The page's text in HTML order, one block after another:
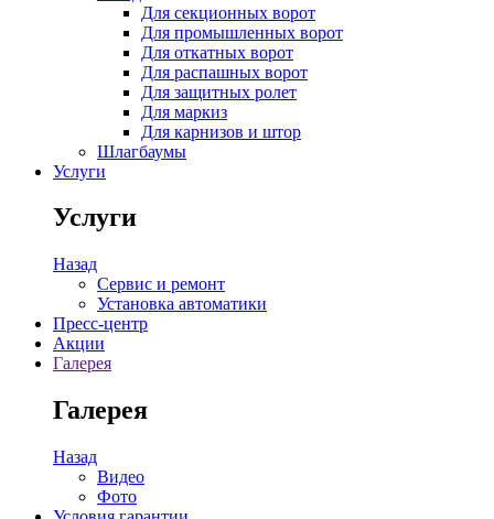
Для секционных ворот
Для промышленных ворот
Для откатных ворот
Для распашных ворот
Для защитных ролет
Для маркиз
Для карнизов и штор
Шлагбаумы
Услуги
Услуги
Назад
Сервис и ремонт
Установка автоматики
Пресс-центр
Акции
Галерея
Галерея
Назад
Видео
Фото